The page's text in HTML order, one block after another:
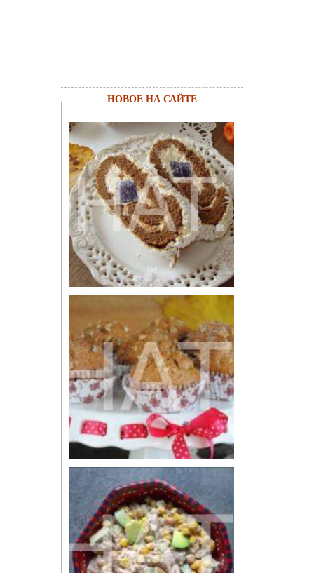
НОВОЕ НА САЙТЕ